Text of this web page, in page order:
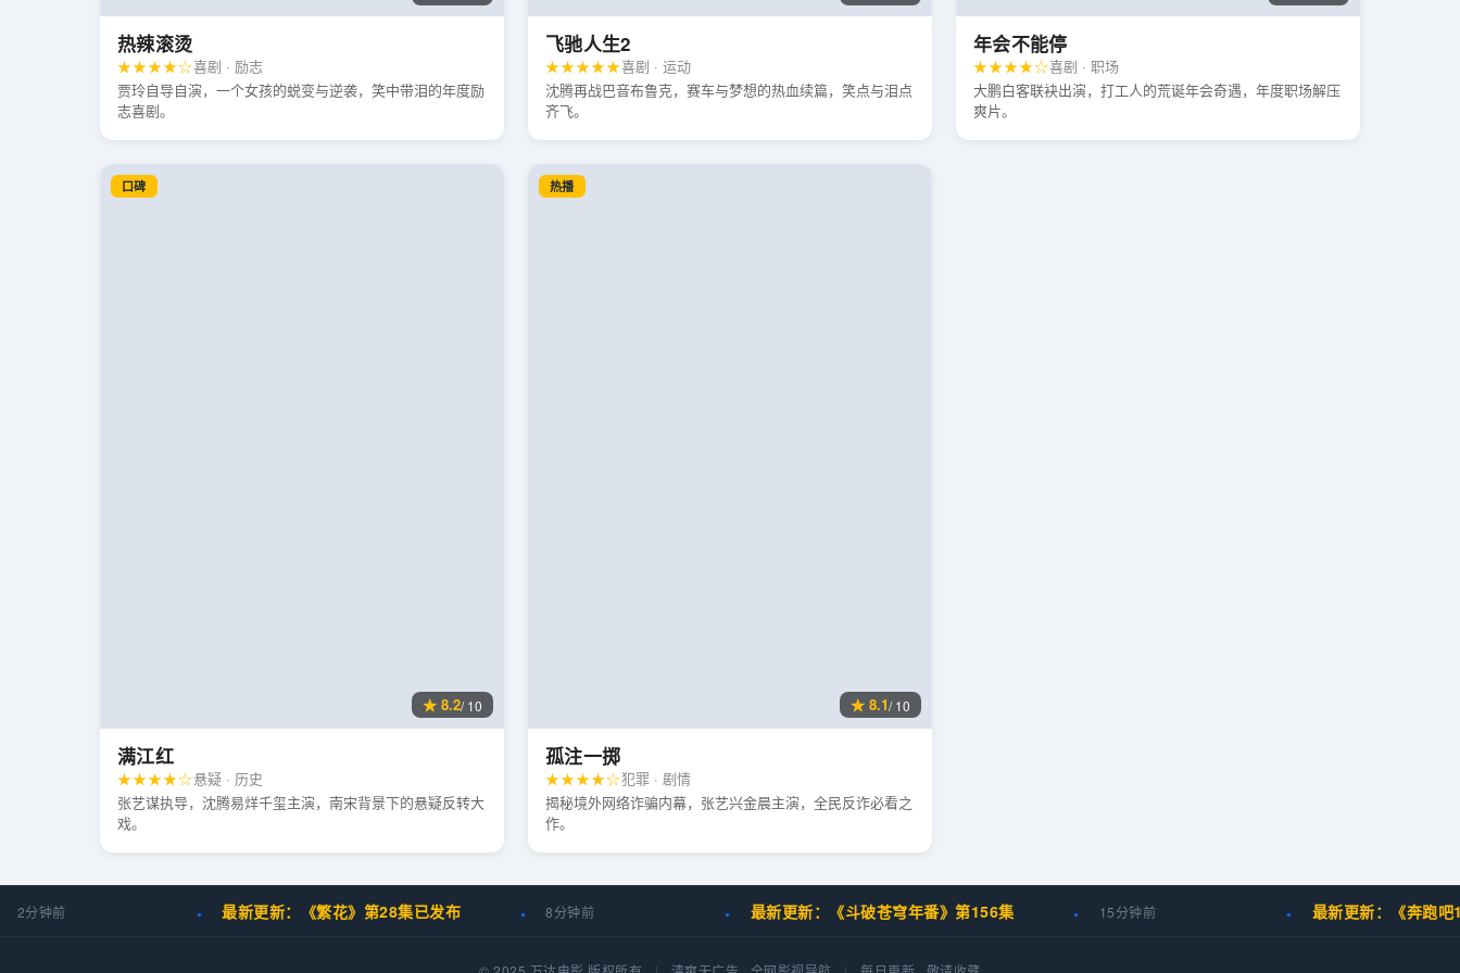
热辣滚烫
★★★★☆喜剧 · 励志
贾玲自导自演，一个女孩的蜕变与逆袭，笑中带泪的年度励
志喜剧。
飞驰人生2
★★★★★喜剧 · 运动
沈腾再战巴音布鲁克，赛车与梦想的热血续篇，笑点与泪点
齐飞。
年会不能停
★★★★☆喜剧 · 职场
大鹏白客联袂出演，打工人的荒诞年会奇遇，年度职场解压
爽片。
口碑
★ 8.2/ 10
满江红
★★★★☆悬疑 · 历史
张艺谋执导，沈腾易烊千玺主演，南宋背景下的悬疑反转大
戏。
热播
★ 8.1/ 10
孤注一掷
★★★★☆犯罪 · 剧情
揭秘境外网络诈骗内幕，张艺兴金晨主演，全民反诈必看之
作。
2分钟前 最新更新：《繁花》第28集已发布 8分钟前 最新更新：《斗破苍穹年番》第156集 15分钟前 最新更新：《奔跑吧